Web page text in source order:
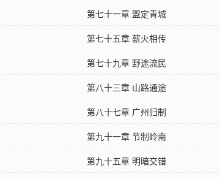
第七十一章 盟定青城
第七十五章 薪火相传
第七十九章 野途流民
第八十三章 山路通途
第八十七章 广州归制
第九十一章 节制岭南
第九十五章 明暗交错